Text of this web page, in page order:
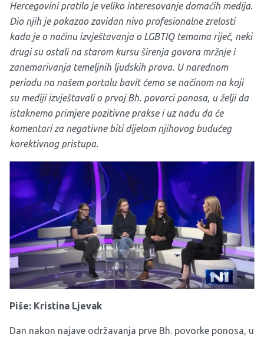
Hercegovini pratilo je veliko interesovanje domaćih medija.
Dio njih je pokazao zavidan nivo profesionalne zrelosti
kada je o načinu izvještavanja o LGBTIQ temama riječ, neki
drugi su ostali na starom kursu širenja govora mržnje i
zanemarivanja temeljnih ljudskih prava. U narednom
periodu na našem portalu bavit ćemo se načinom na koji
su mediji izvještavali o prvoj Bh. povorci ponosa, u želji da
istaknemo primjere pozitivne prakse i uz nadu da će
komentari za negativne biti dijelom njihovog budućeg
korektivnog pristupa.
Piše: Kristina Ljevak
Dan nakon najave održavanja prve Bh. povorke ponosa, u